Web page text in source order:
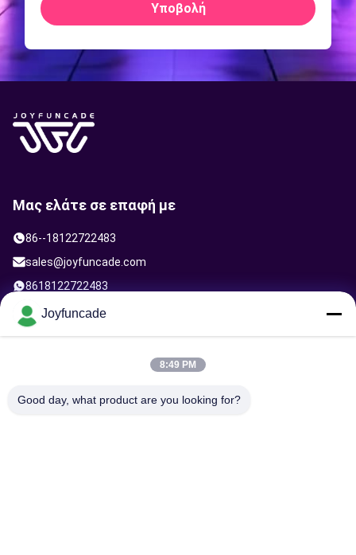
Υποβολή
Μας ελάτε σε επαφή με
86--18122722483
sales@joyfuncade.com
8618122722483
202, Όροφος 2-3, No 5th Shixin Rd, Χωριό Xinshuikeng, οδός
Dalong, περιοχή Panyu, πόλη Guangzhou
Joyfuncade
8:49 PM
Good day, what product are you looking for?